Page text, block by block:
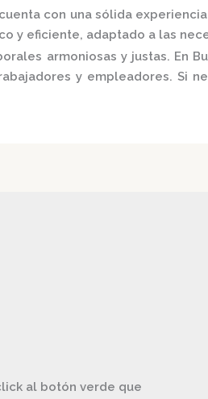
con una sólida
y eficiente, adaptado a las
armoniosas y justas. En
y empleadores. Si
al botón verde que